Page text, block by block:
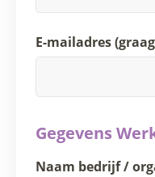
E-mailadres
Gegevens
Naam bedrijf /